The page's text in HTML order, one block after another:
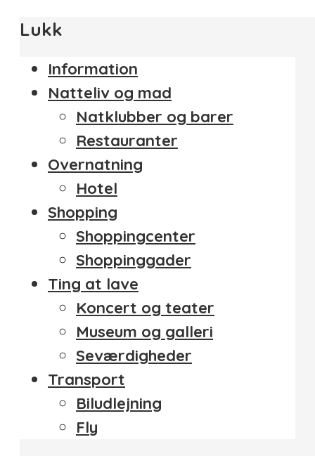
Lukk
Information
Natteliv og mad
Natklubber og barer
Restauranter
Overnatning
Hotel
Shopping
Shoppingcenter
Shoppinggader
Ting at lave
Koncert og teater
Museum og galleri
Seværdigheder
Transport
Biludlejning
Fly